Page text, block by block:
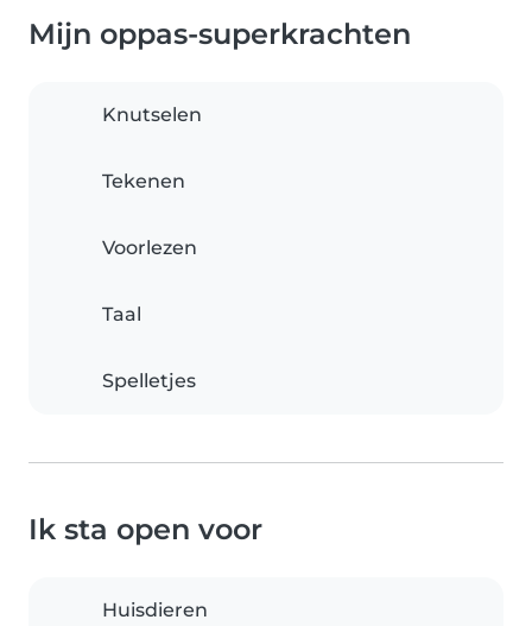
Mijn oppas-superkrachten
Knutselen
Tekenen
Voorlezen
Taal
Spelletjes
Ik sta open voor
Huisdieren